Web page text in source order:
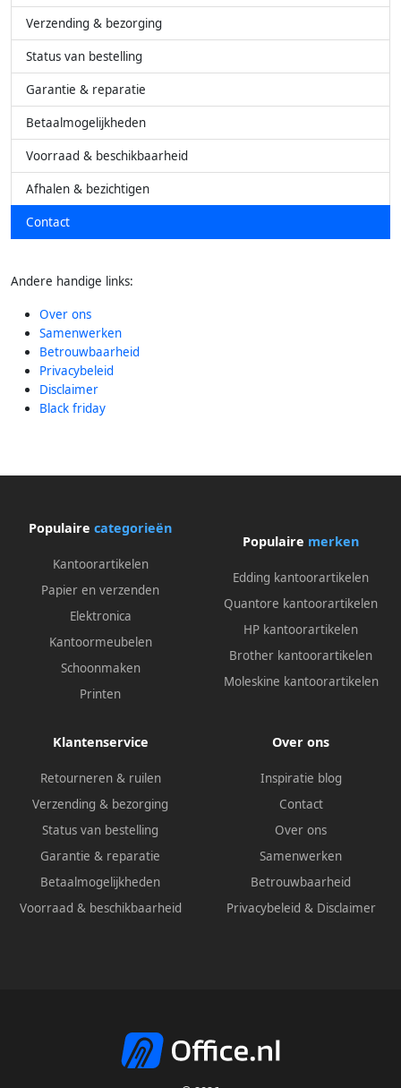
Verzending & bezorging
Status van bestelling
Garantie & reparatie
Betaalmogelijkheden
Voorraad & beschikbaarheid
Afhalen & bezichtigen
Contact
Andere handige links:
Over ons
Samenwerken
Betrouwbaarheid
Privacybeleid
Disclaimer
Black friday
Populaire categorieën
Kantoorartikelen
Papier en verzenden
Elektronica
Kantoormeubelen
Schoonmaken
Printen
Populaire merken
Edding kantoorartikelen
Quantore kantoorartikelen
HP kantoorartikelen
Brother kantoorartikelen
Moleskine kantoorartikelen
Klantenservice
Retourneren & ruilen
Verzending & bezorging
Status van bestelling
Garantie & reparatie
Betaalmogelijkheden
Voorraad & beschikbaarheid
Over ons
Inspiratie blog
Contact
Over ons
Samenwerken
Betrouwbaarheid
Privacybeleid & Disclaimer